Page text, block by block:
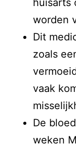
huisarts
worden
Dit
zoals
vaak
De
weken